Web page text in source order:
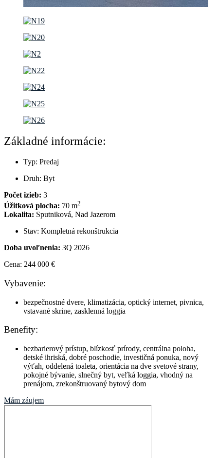
Základné informácie:
Typ: Predaj
Druh: Byt
Počet izieb: 3
Úžitková plocha: 70 m2
Lokalita: Sputniková, Nad Jazerom
Stav: Kompletná rekonštrukcia
Doba uvoľnenia: 3Q 2026
Cena: 244 000 €
Vybavenie:
bezpečnostné dvere, klimatizácia, optický internet, pivnica,
vstavané skrine, zasklenná loggia
Benefity:
bezbarierový prístup, blízkosť prírody, centrálna poloha,
detské ihriská, dobré poschodie, investičná ponuka, nový
výťah, oddelená toaleta, orientácia na dve svetové strany,
pokojné bývanie, slnečný byt, veľká loggia, vhodný na
prenájom, zrekonštruovaný bytový dom
Mám záujem